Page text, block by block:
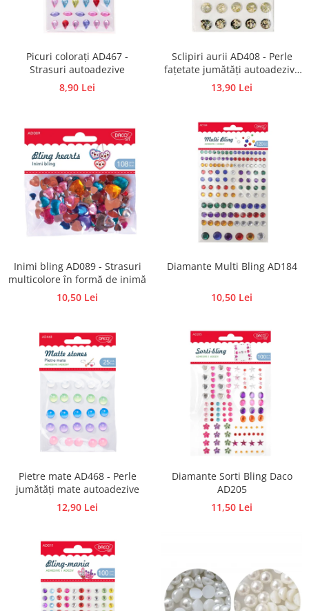
Traforaj, pirogravura
Ustensile
Polistiren
Ceramica
Accesorii floristica
Plante uscate
Materiale textile
Articole din bumbac
Modele termoadezive
Saculeti
Design cofetarie
Mozaic
Pictura pe fata si corp
Picuri colorați AD467 -
Strasuri autoadezive
8,90 Lei
Sclipiri aurii AD408 - Perle
fațetate jumătăți autoadezive
cu foiță de aur
13,90 Lei
Inimi bling AD089 - Strasuri
multicolore în formă de inimă
10,50 Lei
Diamante Multi Bling AD184
10,50 Lei
Pietre mate AD468 - Perle
jumătăți mate autoadezive
12,90 Lei
Diamante Sorti Bling Daco
AD205
11,50 Lei